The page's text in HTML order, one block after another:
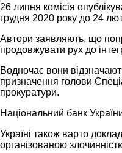
26 липня комісія
грудня 2020 року до 24
Автори заявляють, що
продовжувати рух до
Водночас вони
призначення голови
прокуратури.
Національний банк
Україні також варто
організованою